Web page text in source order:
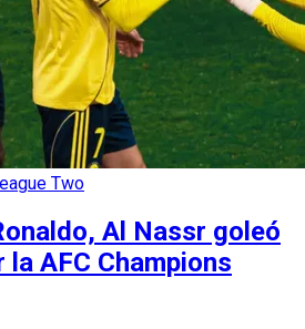
Two
Al Nassr goleó
la AFC Champions